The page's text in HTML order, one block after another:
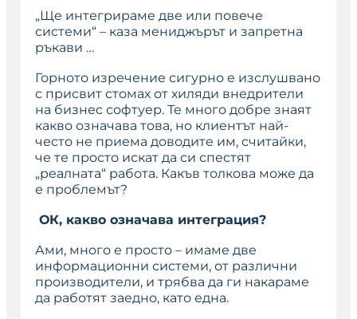
„Ще интегрираме две или повече
системи“ – каза мениджърът и запретна
ръкави …
Горното изречение сигурно е изслушвано
с присвит стомах от хиляди внедрители
на бизнес софтуер. Те много добре знаят
какво означава това, но клиентът най-
често не приема доводите им, считайки,
че те просто искат да си спестят
„реалната“ работа. Какъв толкова може да
е проблемът?
ОК, какво означава интеграция?
Ами, много е просто – имаме две
информационни системи, от различни
производители, и трябва да ги накараме
да работят заедно, като една.